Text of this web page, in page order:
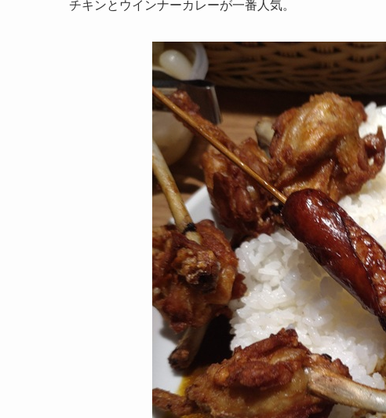
チキンとウインナーカレーが一番人気。